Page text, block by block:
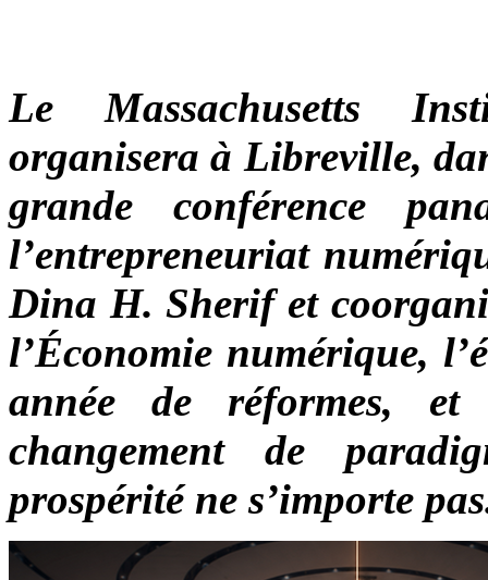
Le Massachusetts
organisera à Libreville,
grande conférence
l’entrepreneuriat
Dina H. Sherif et
l’Économie numérique,
année de réformes,
changement de
prospérité ne s’importe